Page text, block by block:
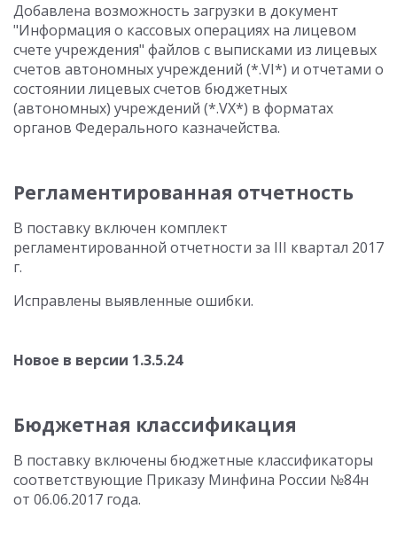
Добавлена возможность загрузки в документ
"Информация о кассовых операциях на лицевом
счете учреждения" файлов с выписками из лицевых
счетов автономных учреждений (*.VI*) и отчетами о
состоянии лицевых счетов бюджетных
(автономных) учреждений (*.VX*) в форматах
органов Федерального казначейства.
Регламентированная отчетность
В поставку включен комплект
регламентированной отчетности за III квартал 2017
г.
Исправлены выявленные ошибки.
Новое в версии 1.3.5.24
Бюджетная классификация
В поставку включены бюджетные классификаторы
соответствующие Приказу Минфина России №84н
от 06.06.2017 года.